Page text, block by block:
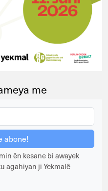
me
ên kesane bi awayek
agahiyan ji Yekmalê